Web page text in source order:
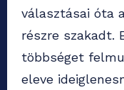
választásai óta
részre szakadt.
többséget
eleve